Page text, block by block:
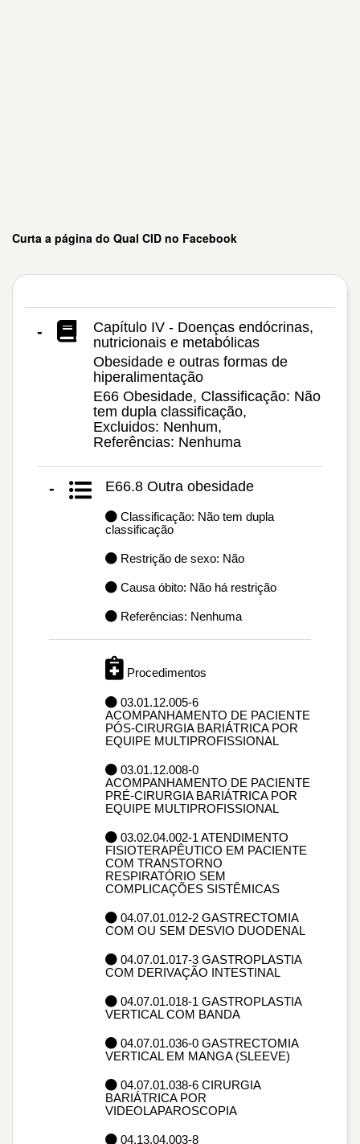
Curta a página do Qual CID no Facebook
-
Capítulo IV - Doenças endócrinas,
nutricionais e metabólicas
Obesidade e outras formas de
hiperalimentação
E66 Obesidade, Classificação: Não
tem dupla classificação,
Excluidos: Nenhum,
Referências: Nenhuma
- E66.8 Outra obesidade
Classificação: Não tem dupla
classificação
Restrição de sexo: Não
Causa óbito: Não há restrição
Referências: Nenhuma
Procedimentos
03.01.12.005-6
ACOMPANHAMENTO DE PACIENTE
PÓS-CIRURGIA BARIÁTRICA POR
EQUIPE MULTIPROFISSIONAL
03.01.12.008-0
ACOMPANHAMENTO DE PACIENTE
PRÉ-CIRURGIA BARIÁTRICA POR
EQUIPE MULTIPROFISSIONAL
03.02.04.002-1 ATENDIMENTO
FISIOTERAPÊUTICO EM PACIENTE
COM TRANSTORNO
RESPIRATÓRIO SEM
COMPLICAÇÕES SISTÊMICAS
04.07.01.012-2 GASTRECTOMIA
COM OU SEM DESVIO DUODENAL
04.07.01.017-3 GASTROPLASTIA
COM DERIVAÇÃO INTESTINAL
04.07.01.018-1 GASTROPLASTIA
VERTICAL COM BANDA
04.07.01.036-0 GASTRECTOMIA
VERTICAL EM MANGA (SLEEVE)
04.07.01.038-6 CIRURGIA
BARIÁTRICA POR
VIDEOLAPAROSCOPIA
04.13.04.003-8